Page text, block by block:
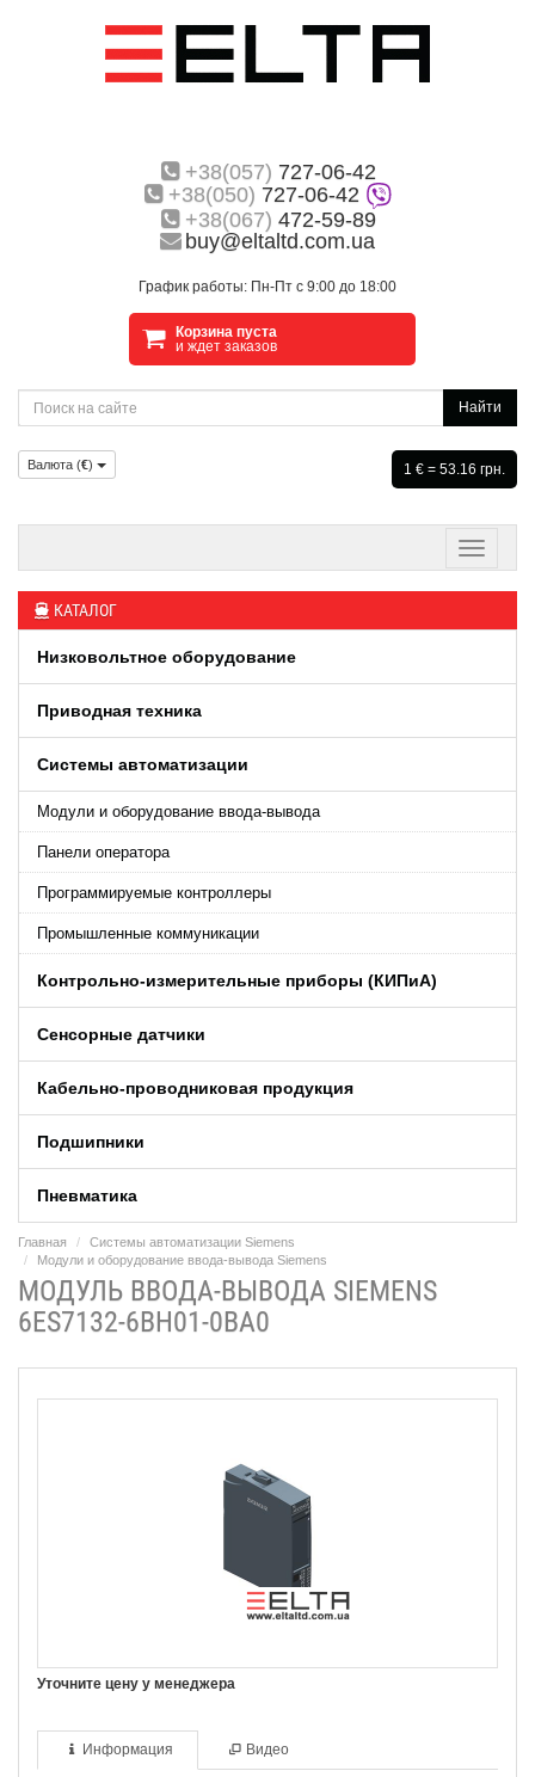
+38(057) 727-06-42
+38(050) 727-06-42
+38(067) 472-59-89
buy@eltaltd.com.ua
График работы: Пн-Пт с 9:00 до 18:00
Корзина пуста
и ждет заказов
Найти
Валюта (€) 1 € = 53.16 грн.
КАТАЛОГ
Низковольтное оборудование
Приводная техника
Системы автоматизации
Модули и оборудование ввода-вывода
Панели оператора
Программируемые контроллеры
Промышленные коммуникации
Контрольно-измерительные приборы (КИПиA)
Сенсорные датчики
Кабельно-проводниковая продукция
Подшипники
Пневматика
Главная
Системы автоматизации Siemens
Модули и оборудование ввода-вывода Siemens
МОДУЛЬ ВВОДА-ВЫВОДА SIEMENS
6ES7132-6BH01-0BA0
Уточните цену у менеджера
Информация Видео